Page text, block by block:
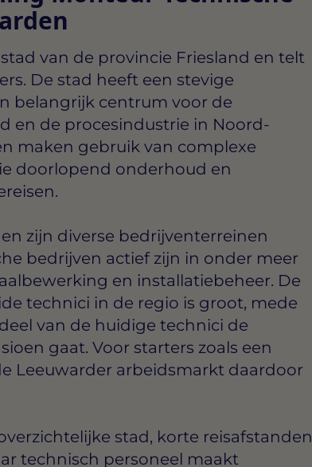
van de provincie Friesland en telt
De stad heeft een stevige
belangrijk centrum voor de
en de procesindustrie in Noord-
maken gebruik van complexe
doorlopend onderhoud en
zijn diverse bedrijventerreinen
bedrijven actief zijn in onder meer
en installatiebeheer. De
technici in de regio is groot, mede
van de huidige technici de
gaat. Voor starters zoals een
Leeuwarder arbeidsmarkt daardoor
stad, korte reisafstanden
technisch personeel maakt